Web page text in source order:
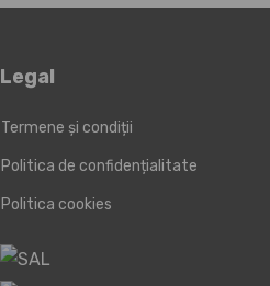
Legal
Termene și condiții
Politica de confidențialitate
Politica cookies